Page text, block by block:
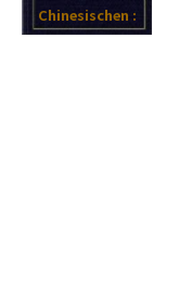
Chinesischen :
dargestellt